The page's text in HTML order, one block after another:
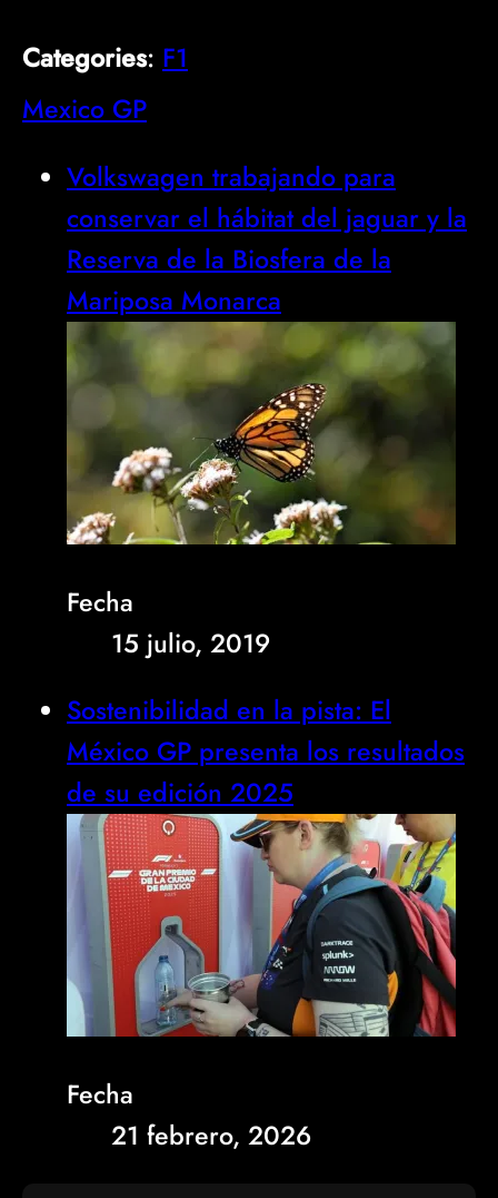
Categories: F1
Mexico GP
Volkswagen trabajando para
conservar el hábitat del jaguar y la
Reserva de la Biosfera de la
Mariposa Monarca
Fecha
15 julio, 2019
Sostenibilidad en la pista: El
México GP presenta los resultados
de su edición 2025
Fecha
21 febrero, 2026